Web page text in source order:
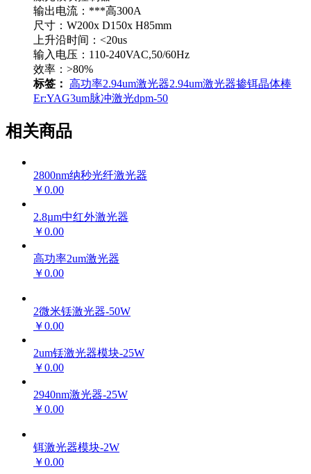
输出电流：***高300A
尺寸：W200x D150x H85mm
上升沿时间：<20us
输入电压：110-240VAC,50/60Hz
效率：>80%
标签： 高功率2.94um激光器2.94um激光器掺铒晶体棒
Er:YAG3um脉冲激光dpm-50
相关商品
2800nm纳秒光纤激光器
￥0.00
2.8µm中红外激光器
￥0.00
高功率2um激光器
￥0.00
2微米铥激光器-50W
￥0.00
2um铥激光器模块-25W
￥0.00
2940nm激光器-25W
￥0.00
铒激光器模块-2W
￥0.00